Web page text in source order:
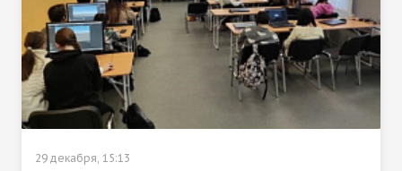
29 декабря, 15:13